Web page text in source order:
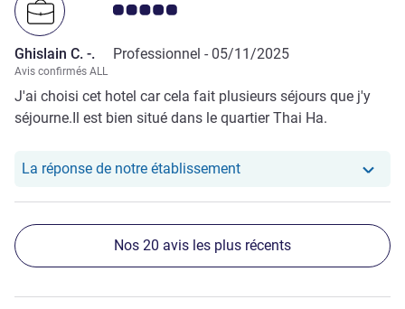
Note Avis clients 5.0/5
Ghislain C. -. Professionnel - 05/11/2025
Avis confirmés ALL
J'ai choisi cet hotel car cela fait plusieurs séjours que j'y
séjourne.Il est bien situé dans le quartier Thai Ha.
La réponse de notre établissementNotre hôtel a repondu au
Nos 20 avis les plus récents